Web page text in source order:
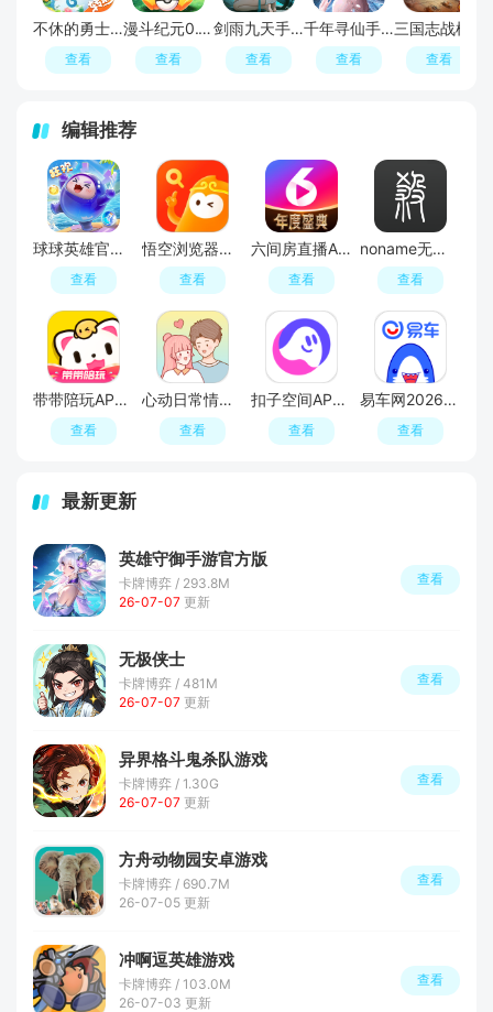
不休的勇士手游
查看
漫斗纪元0.1折宝可梦卡牌世界
查看
剑雨九天手游
查看
千年寻仙手游官方版
查看 查看
编辑推荐
球球英雄官方正版
查看
悟空浏览器免费追剧APP官方版
查看
六间房直播APP最新版
查看
noname无名杀手机版
查看
带带陪玩APP最新版
查看
心动日常情侣app官方最新版
查看
扣子空间APP官方免费版
查看
易车网2026汽车报价大全app最新版
查看
最新更新
英雄守御手游官方版
卡牌博弈 / 293.8M
26-07-07 更新
查看
无极侠士
卡牌博弈 / 481M
26-07-07 更新
查看
异界格斗鬼杀队游戏
卡牌博弈 / 1.30G
26-07-07 更新
查看
方舟动物园安卓游戏
卡牌博弈 / 690.7M
26-07-05 更新
查看
冲啊逗英雄游戏
卡牌博弈 / 103.0M
26-07-03 更新
查看